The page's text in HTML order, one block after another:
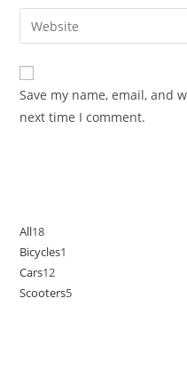
comment
email
address
comment
Enter
your
website
URL
(optional)
Save my name, email, and
next time I comment.
All1818
products
Bicycles1
Cars1212
products
Scooters55